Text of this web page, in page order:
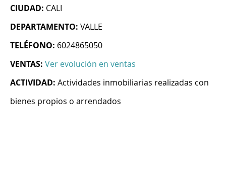
CIUDAD: CALI
DEPARTAMENTO: VALLE
TELÉFONO: 6024865050
VENTAS: Ver evolución en ventas
ACTIVIDAD: Actividades inmobiliarias realizadas con
bienes propios o arrendados